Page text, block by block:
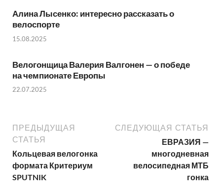
Алина Лысенко: интересно рассказать о
велоспорте
15.08.2025
Велогонщица Валерия Валгонен — о победе
на чемпионате Европы
22.07.2025
ПРЕДЫДУЩАЯ
СТАТЬЯ
Кольцевая велогонка
формата Критериум
SPUTNIK
СЛЕДУЮЩАЯ СТАТЬЯ
ЕВРАЗИЯ —
многодневная
велосипедная МТБ
гонка